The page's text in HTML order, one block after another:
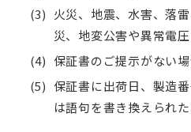
火災、地震、水害、落
災、地変公害や異常電
保証書のご提示がない
保証書に出荷日、製造
は語句を書き換えられ